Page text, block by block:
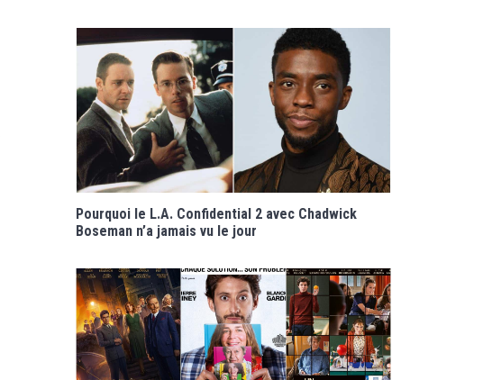
Pourquoi le L.A. Confidential 2 avec Chadwick
Boseman n’a jamais vu le jour